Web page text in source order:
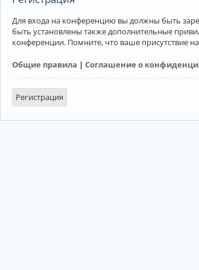
Для входа на конференцию вы должны быть
быть установлены также дополнительные
конференции. Помните, что ваше присутствие
Общие правила | Соглашение о
Регистрация